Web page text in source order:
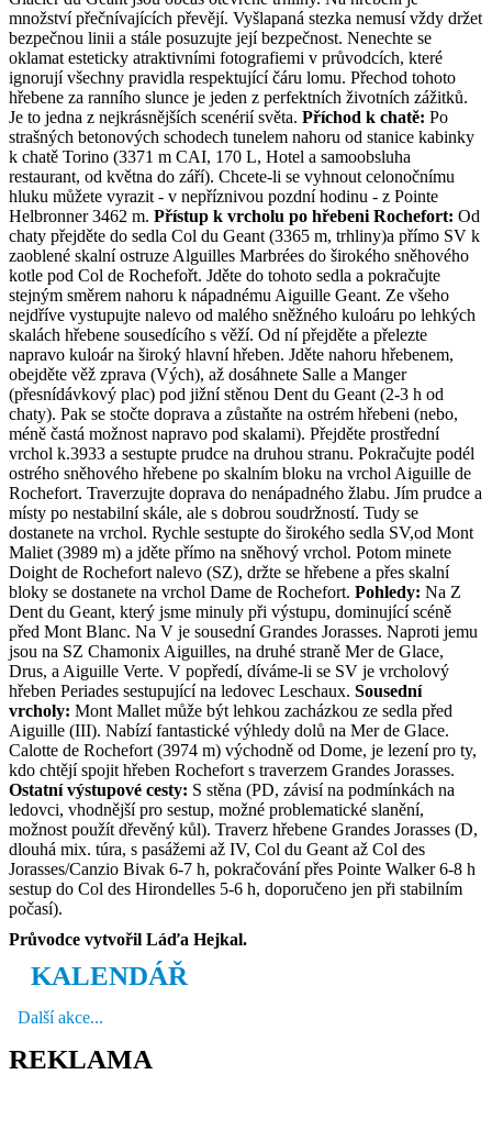
množství přečnívajících převějí. Vyšlapaná stezka nemusí vždy držet
bezpečnou linii a stále posuzujte její bezpečnost. Nenechte se
oklamat esteticky atraktivními fotografiemi v průvodcích, které
ignorují všechny pravidla respektující čáru lomu. Přechod tohoto
hřebene za ranního slunce je jeden z perfektních životních zážitků.
Je to jedna z nejkrásnějších scenérií světa. Příchod k chatě: Po
strašných betonových schodech tunelem nahoru od stanice kabinky
k chatě Torino (3371 m CAI, 170 L, Hotel a samoobsluha
restaurant, od května do září). Chcete-li se vyhnout celonočnímu
hluku můžete vyrazit - v nepříznivou pozdní hodinu - z Pointe
Helbronner 3462 m. Přístup k vrcholu po hřebeni Rochefort: Od
chaty přejděte do sedla Col du Geant (3365 m, trhliny)a přímo SV k
zaoblené skalní ostruze Alguilles Marbrées do širokého sněhového
kotle pod Col de Rochefořt. Jděte do tohoto sedla a pokračujte
stejným směrem nahoru k nápadnému Aiguille Geant. Ze všeho
nejdříve vystupujte nalevo od malého sněžného kuloáru po lehkých
skalách hřebene sousedícího s věží. Od ní přejděte a přelezte
napravo kuloár na široký hlavní hřeben. Jděte nahoru hřebenem,
obejděte věž zprava (Vých), až dosáhnete Salle a Manger
(přesnídávkový plac) pod jižní stěnou Dent du Geant (2-3 h od
chaty). Pak se stočte doprava a zůstaňte na ostrém hřebeni (nebo,
méně častá možnost napravo pod skalami). Přejděte prostřední
vrchol k.3933 a sestupte prudce na druhou stranu. Pokračujte podél
ostrého sněhového hřebene po skalním bloku na vrchol Aiguille de
Rochefort. Traverzujte doprava do nenápadného žlabu. Jím prudce a
místy po nestabilní skále, ale s dobrou soudržností. Tudy se
dostanete na vrchol. Rychle sestupte do širokého sedla SV,od Mont
Maliet (3989 m) a jděte přímo na sněhový vrchol. Potom minete
Doight de Rochefort nalevo (SZ), držte se hřebene a přes skalní
bloky se dostanete na vrchol Dame de Rochefort. Pohledy: Na Z
Dent du Geant, který jsme minuly při výstupu, dominující scéně
před Mont Blanc. Na V je sousední Grandes Jorasses. Naproti jemu
jsou na SZ Chamonix Aiguilles, na druhé straně Mer de Glace,
Drus, a Aiguille Verte. V popředí, díváme-li se SV je vrcholový
hřeben Periades sestupující na ledovec Leschaux. Sousední
vrcholy: Mont Mallet může být lehkou zacházkou ze sedla před
Aiguille (III). Nabízí fantastické výhledy dolů na Mer de Glace.
Calotte de Rochefort (3974 m) východně od Dome, je lezení pro ty,
kdo chtějí spojit hřeben Rochefort s traverzem Grandes Jorasses.
Ostatní výstupové cesty: S stěna (PD, závisí na podmínkách na
ledovci, vhodnější pro sestup, možné problematické slanění,
možnost použít dřevěný kůl). Traverz hřebene Grandes Jorasses (D,
dlouhá mix. túra, s pasážemi až IV, Col du Geant až Col des
Jorasses/Canzio Bivak 6-7 h, pokračování přes Pointe Walker 6-8 h
sestup do Col des Hirondelles 5-6 h, doporučeno jen při stabilním
počasí).
Průvodce vytvořil Láďa Hejkal.
KALENDÁŘ
Další akce...
REKLAMA